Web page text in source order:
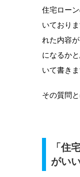
住宅ロー
いており
れた内容
になるか
いて書きま
その質問
「住
がい